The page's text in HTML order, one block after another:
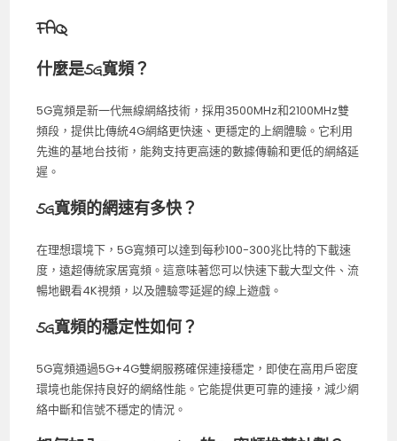
FAQ
什麼是5G寬頻？
5G寬頻是新一代無線網絡技術，採用3500MHz和2100MHz雙
頻段，提供比傳統4G網絡更快速、更穩定的上網體驗。它利用
先進的基地台技術，能夠支持更高速的數據傳輸和更低的網絡延
遲。
5G寬頻的網速有多快？
在理想環境下，5G寬頻可以達到每秒100-300兆比特的下載速
度，遠超傳統家居寬頻。這意味著您可以快速下載大型文件、流
暢地觀看4K視頻，以及體驗零延遲的線上遊戲。
5G寬頻的穩定性如何？
5G寬頻通過5G+4G雙網服務確保連接穩定，即使在高用戶密度
環境也能保持良好的網絡性能。它能提供更可靠的連接，減少網
絡中斷和信號不穩定的情況。